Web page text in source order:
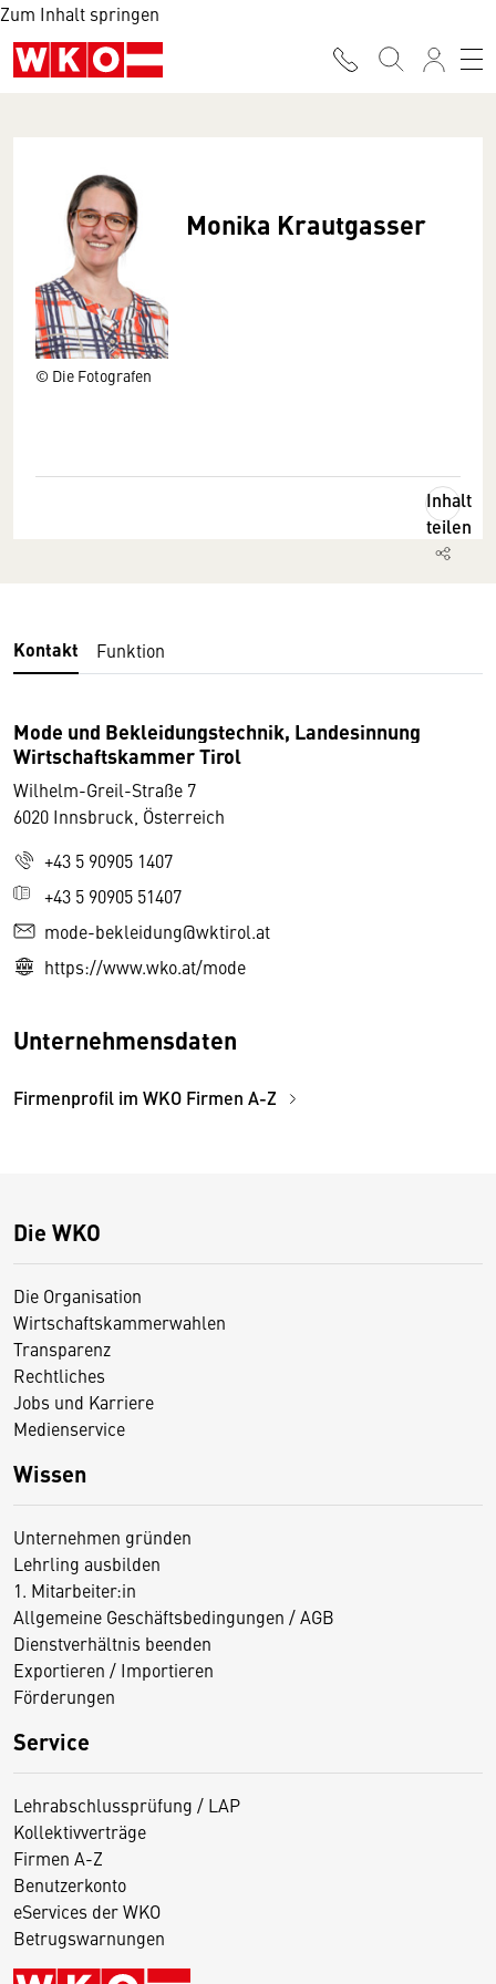
Zum Inhalt springen
© Die Fotografen
Monika Krautgasser
Inhalt
teilen
Kontakt Funktion
Mode und Bekleidungstechnik, Landesinnung
Wirtschaftskammer Tirol
Wilhelm-Greil-Straße 7
6020 Innsbruck, Österreich
+43 5 90905 1407
+43 5 90905 51407
mode-bekleidung@wktirol.at
https://www.wko.at/mode
Unternehmensdaten
Firmenprofil im WKO Firmen A-Z
Die WKO
Die Organisation
Wirtschaftskammerwahlen
Transparenz
Rechtliches
Jobs und Karriere
Medienservice
Wissen
Unternehmen gründen
Lehrling ausbilden
1. Mitarbeiter:in
Allgemeine Geschäftsbedingungen / AGB
Dienstverhältnis beenden
Exportieren / Importieren
Förderungen
Service
Lehrabschlussprüfung / LAP
Kollektivverträge
Firmen A-Z
Benutzerkonto
eServices der WKO
Betrugswarnungen